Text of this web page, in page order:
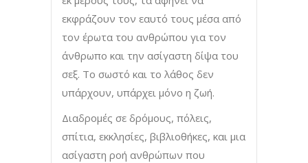
εκφράζουν τον εαυτό τους μέσα από
τον έρωτα του ανθρώπου για τον
άνθρωπο και την ασίγαστη δίψα του
σεξ. Το σωστό και το λάθος δεν
υπάρχουν, υπάρχει μόνο η ζωή.
Διαδρομές σε δρόμους, πόλεις,
σπίτια, εκκλησίες, βιβλιοθήκες, και μια
ασίγαστη ροή ανθρώπων που